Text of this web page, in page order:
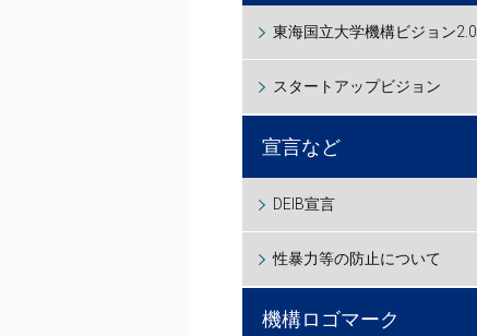
東海国立大学機構ビジョン2.0
スタートアップビジョン
宣言など
DEIB宣言
性暴力等の防止について
機構ロゴマーク